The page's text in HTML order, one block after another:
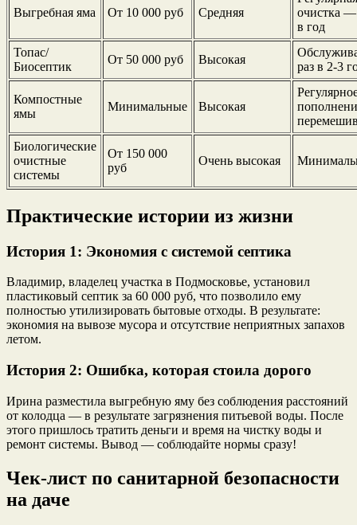
Выгребная яма От 10 000 руб Средняя
очистка —
в год
Топас/
Биосептик
От 50 000 руб Высокая
раз в 2-3
Компостные
ямы
Минимальные Высокая
Биологические
очистные
системы
От 150 000
руб
Очень высокая
Практические истории из жизни
История 1: Экономия с системой септика
Владимир, владелец участка в Подмосковье, установил
пластиковый септик за 60 000 руб, что позволило ему
полностью утилизировать бытовые отходы. В результате:
экономия на вывозе мусора и отсутствие неприятных запахов
летом.
История 2: Ошибка, которая стоила дорого
Ирина разместила выгребную яму без соблюдения расстояний
от колодца — в результате загрязнения питьевой воды. После
этого пришлось тратить деньги и время на чистку воды и
ремонт системы. Вывод — соблюдайте нормы сразу!
Чек-лист по санитарной безопасности
на даче